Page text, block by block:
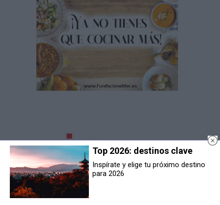
Top 2026: destinos clave
Inspírate y elige tu próximo destino
para 2026